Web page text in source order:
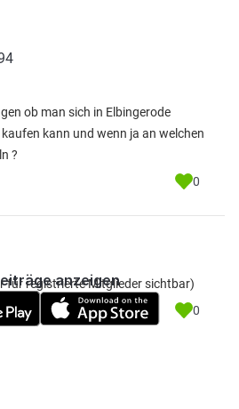
ob man sich in Elbingerode
kann und wenn ja an welchen
?
0
für registrierte Mitglieder sichtbar)
0
anzeigen